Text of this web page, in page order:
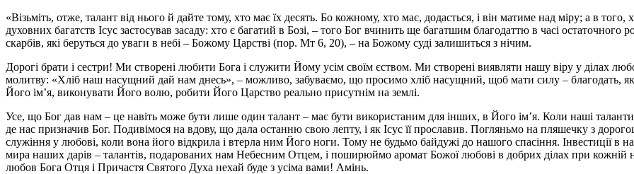
«Візьміть, отже, талант від нього й дайте тому, хто має їх десять. Бо кожному, хто має, додасться, і він матиме над міру; а в
духовних багатств Ісус застосував засаду: хто є багатий в Бозі, – того Бог вчинить ще багатшим благодаттю в часі остаточного
скарбів, які беруться до уваги в небі – Божому Царстві (пор. Мт 6, 20), – на Божому суді залишиться з нічим.
Дорогі брати і сестри! Ми створені любити Бога і служити Йому усім своїм єством. Ми створені виявляти нашу віру у ділах
молитву: «Хліб наш насущний дай нам днесь», – можливо, забуваємо, що просимо хліб насущний, щоб мати силу – благодать,
Його ім’я, виконувати Його волю, робити Його Царство реально присутнім на землі.
Усе, що Бог дав нам – це навіть може бути лише один талант – має бути використаним для інших, в Його ім’я. Коли наші таланти
де нас призначив Бог. Подивімося на вдову, що дала останню свою лепту, і як Ісус її прославив. Погляньмо на пляшечку з
служіння у любові, коли вона його відкрила і втерла ним Його ноги. Тому не будьмо байдужі до нашого спасіння. Інвестиції
мира наших дарів – талантів, подарованих нам Небесним Отцем, і поширюймо аромат Божої любові в добрих ділах при кожній
любов Бога Отця і Причастя Святого Духа нехай буде з усіма вами! Амінь.